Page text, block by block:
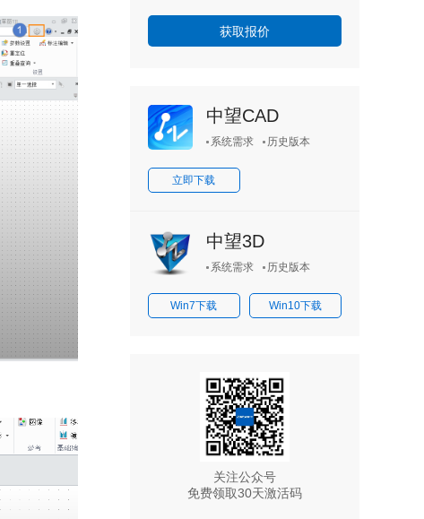
中望CAD
系统需求 历史版本
立即下载
中望3D
系统需求 历史版本
Win7下载 Win10下载
关注公众号
免费领取30天激活码